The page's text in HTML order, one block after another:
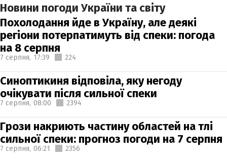
Новини погоди України та світу
Похолодання йде в Україну, але деякі
регіони потерпатимуть від спеки: погода
на 8 серпня
7 серпня, 17:39 224
Синоптикиня відповіла, яку негоду
очікувати після сильної спеки
7 серпня, 08:00 2394
Грози накриють частину областей на тлі
сильної спеки: прогноз погоди на 7 серпня
7 серпня, 06:21 2356